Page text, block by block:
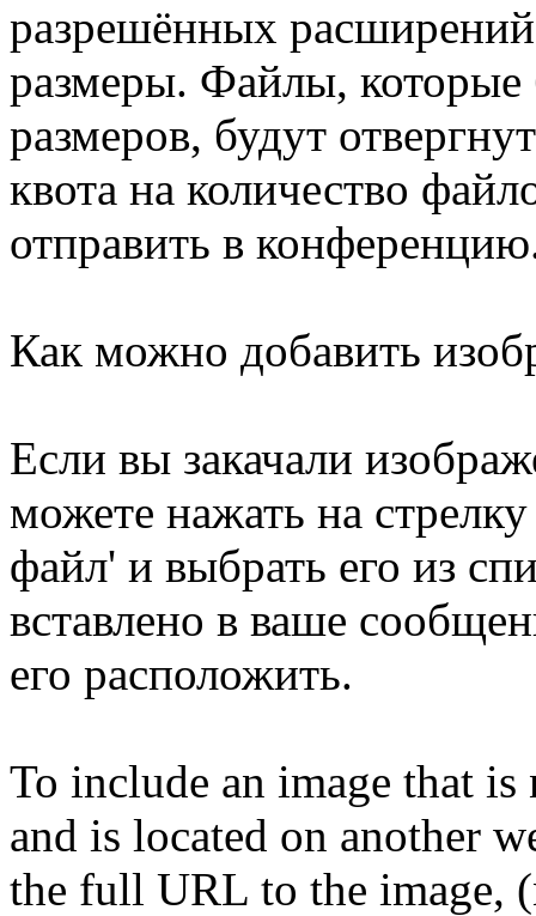
разрешённых
размеры. Файлы,
размеров, будут
квота на количество
отправить в
Как можно добавить
Если вы закачали
можете нажать на
файл' и выбрать его из
вставлено в ваше
его расположить.
To include an image that is
and is located on another
the full URL to the image,